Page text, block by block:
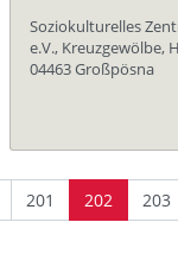
Soziokulturelles
e.V., Kreuzgewölbe,
04463 Großpösna
201 202 203